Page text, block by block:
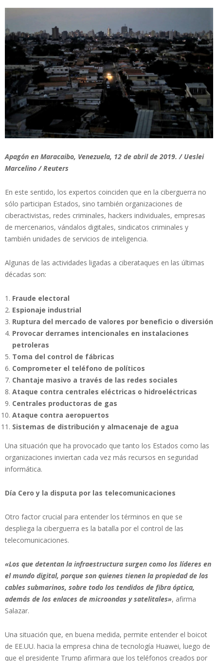
Apagón en Maracaibo, Venezuela, 12 de abril de 2019. / Ueslei
Marcelino / Reuters
En este sentido, los expertos coinciden que en la ciberguerra no
sólo participan Estados, sino también organizaciones de
ciberactivistas, redes criminales, hackers individuales, empresas
de mercenarios, vándalos digitales, sindicatos criminales y
también unidades de servicios de inteligencia.
Algunas de las actividades ligadas a ciberataques en las últimas
décadas son:
Fraude electoral
Espionaje industrial
Ruptura del mercado de valores por beneficio o diversión
Provocar derrames intencionales en instalaciones
petroleras
Toma del control de fábricas
Comprometer el teléfono de políticos
Chantaje masivo a través de las redes sociales
Ataque contra centrales eléctricas o hidroeléctricas
Centrales productoras de gas
Ataque contra aeropuertos
Sistemas de distribución y almacenaje de agua
Una situación que ha provocado que tanto los Estados como las
organizaciones inviertan cada vez más recursos en seguridad
informática.
Día Cero y la disputa por las telecomunicaciones
Otro factor crucial para entender los términos en que se
despliega la ciberguerra es la batalla por el control de las
telecomunicaciones.
«Los que detentan la infraestructura surgen como los líderes en
el mundo digital, porque son quienes tienen la propiedad de los
cables submarinos, sobre todo los tendidos de fibra óptica,
además de los enlaces de microondas y satelitales», afirma
Salazar.
Una situación que, en buena medida, permite entender el boicot
de EE.UU. hacia la empresa china de tecnología Huawei, luego de
que el presidente Trump afirmara que los teléfonos creados por